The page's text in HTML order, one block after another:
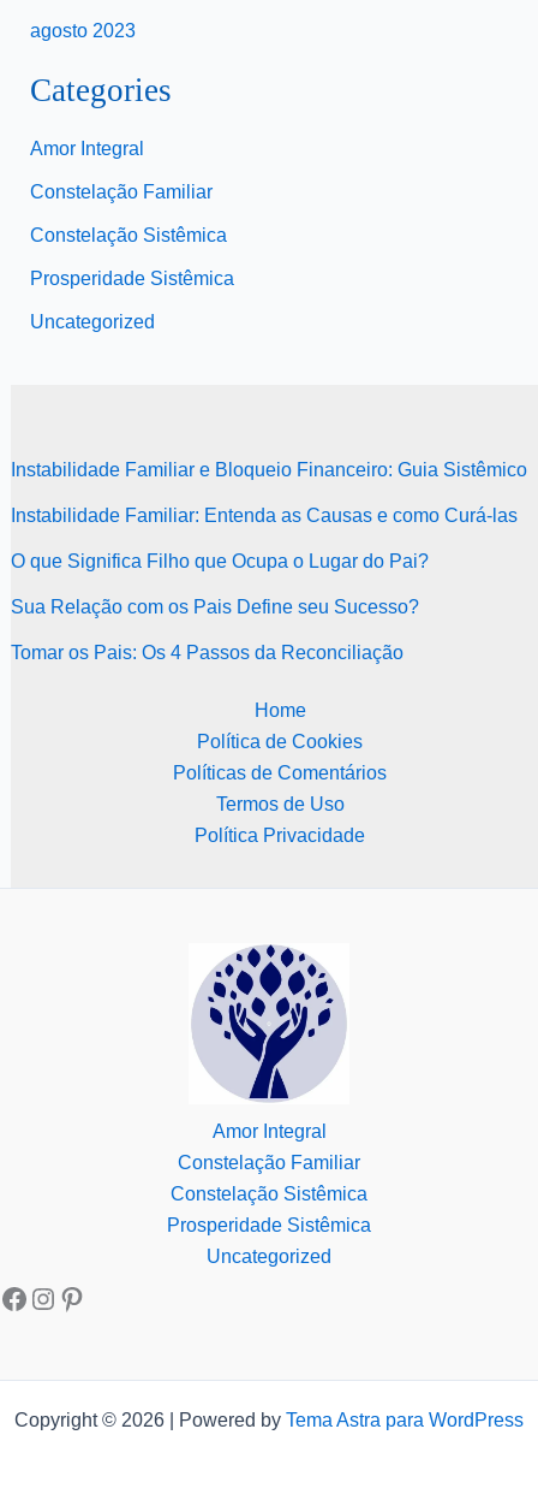
agosto 2023
Categories
Amor Integral
Constelação Familiar
Constelação Sistêmica
Prosperidade Sistêmica
Uncategorized
Instabilidade Familiar e Bloqueio Financeiro: Guia Sistêmico
Instabilidade Familiar: Entenda as Causas e como Curá-las
O que Significa Filho que Ocupa o Lugar do Pai?
Sua Relação com os Pais Define seu Sucesso?
Tomar os Pais: Os 4 Passos da Reconciliação
Home
Política de Cookies
Políticas de Comentários
Termos de Uso
Política Privacidade
Amor Integral
Constelação Familiar
Constelação Sistêmica
Prosperidade Sistêmica
Uncategorized
Copyright © 2026 | Powered by Tema Astra para WordPress